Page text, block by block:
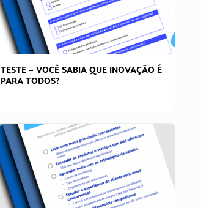
TESTE – VOCÊ SABIA QUE INOVAÇÃO É
PARA TODOS?